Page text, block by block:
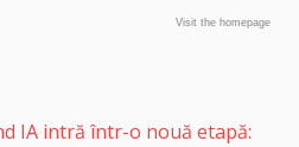
Visit the homepage
IA intră într-o nouă etapă: